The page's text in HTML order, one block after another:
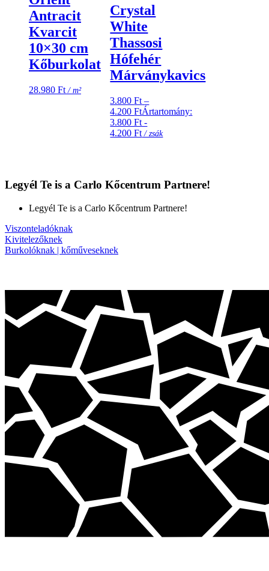
Antracit
Kvarcit
10×30 cm
Kőburkolat
28.980 Ft / m²
Crystal
White
Thassosi
Hófehér
Márványkavics
3.800Ft –
4.200FtÁrtartomány:
3.800 Ft -
4.200 Ft / zsák
Legyél Te is a Carlo Kőcentrum Partnere!
Legyél Te is a Carlo Kőcentrum Partnere!
Viszonteladóknak
Kivitelezőknek
Burkolóknak | kőműveseknek